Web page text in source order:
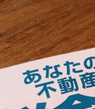
選ばれる理由
解体工事の流れ
会社概要
施工事例